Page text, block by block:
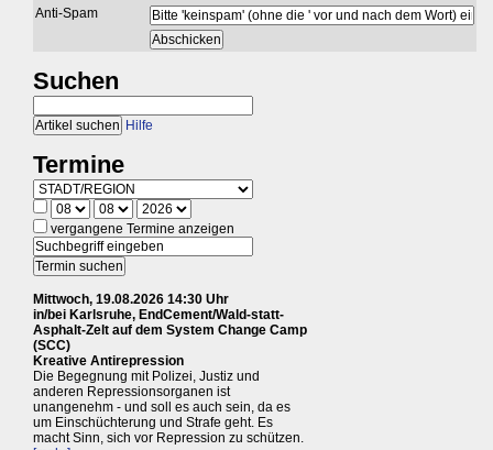
Anti-Spam
Suchen
Hilfe
Termine
vergangene Termine anzeigen
Mittwoch, 19.08.2026 14:30 Uhr
in/bei Karlsruhe, EndCement/Wald-statt-
Asphalt-Zelt auf dem System Change Camp
(SCC)
Kreative Antirepression
Die Begegnung mit Polizei, Justiz und
anderen Repressionsorganen ist
unangenehm - und soll es auch sein, da es
um Einschüchterung und Strafe geht. Es
macht Sinn, sich vor Repression zu schützen.